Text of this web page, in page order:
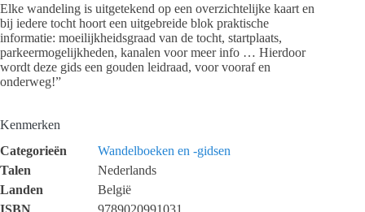
Elke wandeling is uitgetekend op een overzichtelijke kaart en
bij iedere tocht hoort een uitgebreide blok praktische
informatie: moeilijkheidsgraad van de tocht, startplaats,
parkeermogelijkheden, kanalen voor meer info … Hierdoor
wordt deze gids een gouden leidraad, voor vooraf en
onderweg!”
Kenmerken
Categorieën
Wandelboeken en -gidsen
Talen
Nederlands
Landen
België